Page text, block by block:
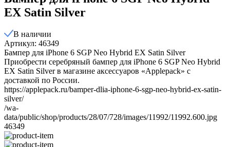
EX Satin Silver
В наличии
Артикул: 46349
Бампер для iPhone 6 SGP Neo Hybrid EX Satin Silver
Приобрести серебряный бампер для iPhone 6 SGP Neo Hybrid
EX Satin Silver в магазине аксессуаров «Applepack» с
доставкой по России.
https://applepack.ru/bamper-dlia-iphone-6-sgp-neo-hybrid-ex-satin-
silver/
/wa-
data/public/shop/products/28/07/728/images/11992/11992.600.jpg
46349